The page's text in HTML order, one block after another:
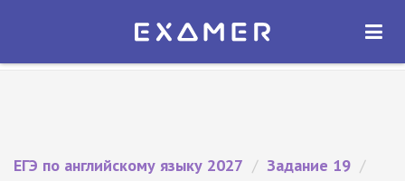
Экзамер — ЕГЭ 2027
ОТКРЫТЬ
ЕГЭ по английскому языку 2027 / Задание 19 /